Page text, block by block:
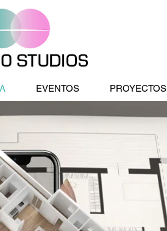
EVENTOS PROYECTOS